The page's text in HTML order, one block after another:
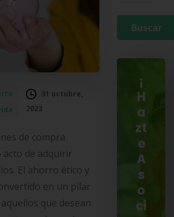
31 octubre,
2023
de compra
acto de adquirir
El ahorro ético y
en un pilar
que desean
¡
H
a
zt
e
A
s
o
ci